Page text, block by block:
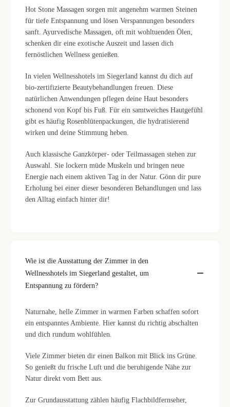
Hot Stone Massagen sorgen mit angenehm warmen Steinen
für tiefe Entspannung und lösen Verspannungen besonders
sanft. Ayurvedische Massagen, oft mit wohltuenden Ölen,
schenken dir eine exotische Auszeit und lassen dich
fernöstlichen Wellness genießen.
In vielen Wellnesshotels im Siegerland kannst du dich auf
bio-zertifizierte Beautybehandlungen freuen. Diese
natürlichen Anwendungen pflegen deine Haut besonders
schonend von Kopf bis Fuß. Für ein samtweiches Hautgefühl
gibt es häufig Rosenblütenpackungen, die hydratisierend
wirken und deine Stimmung heben.
Auch klassische Ganzkörper- oder Teilmassagen stehen zur
Auswahl. Sie lockern müde Muskeln und bringen neue
Energie nach einem aktiven Tag in der Natur. Gönn dir pure
Erholung bei einer dieser besonderen Behandlungen und lass
den Alltag einfach hinter dir!
Wie ist die Ausstattung der Zimmer in den
Wellnesshotels im Siegerland gestaltet, um
Entspannung zu fördern?
Naturnahe, helle Zimmer in warmen Farben schaffen sofort
ein entspanntes Ambiente. Hier kannst du richtig abschalten
und dich rundum wohlfühlen.
Viele Zimmer bieten dir einen Balkon mit Blick ins Grüne.
So genießt du frische Luft und die beruhigende Nähe zur
Natur direkt vom Bett aus.
Zur Grundausstattung zählen häufig Flachbildfernseher,